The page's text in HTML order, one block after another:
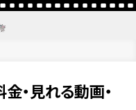
・見れる動画・